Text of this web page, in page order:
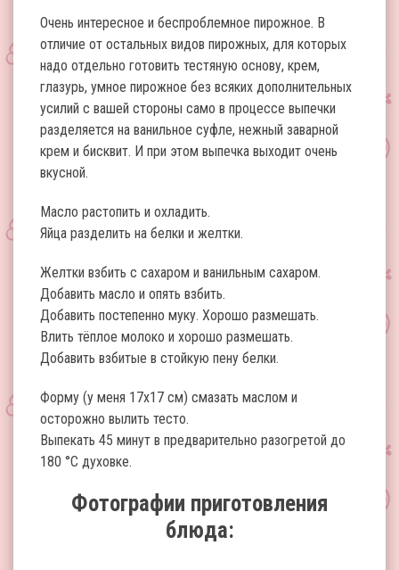
Очень интересное и беспроблемное пирожное. В
отличие от остальных видов пирожных, для которых
надо отдельно готовить тестяную основу, крем,
глазурь, умное пирожное без всяких дополнительных
усилий с вашей стороны само в процессе выпечки
разделяется на ванильное суфле, нежный заварной
крем и бисквит. И при этом выпечка выходит очень
вкусной.
Масло растопить и охладить.
Яйца разделить на белки и желтки.
Желтки взбить с сахаром и ванильным сахаром.
Добавить масло и опять взбить.
Добавить постепенно муку. Хорошо размешать.
Влить тёплое молоко и хорошо размешать.
Добавить взбитые в стойкую пену белки.
Форму (у меня 17х17 см) смазать маслом и
осторожно вылить тесто.
Выпекать 45 минут в предварительно разогретой до
180 °С духовке.
Фотографии приготовления
блюда: